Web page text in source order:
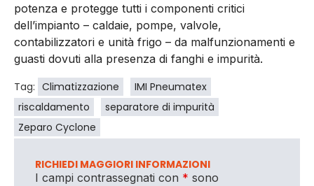
potenza e protegge tutti i componenti critici
dell’impianto – caldaie, pompe, valvole,
contabilizzatori e unità frigo – da malfunzionamenti e
guasti dovuti alla presenza di fanghi e impurità.
Tag: Climatizzazione
IMI Pneumatex
riscaldamento
separatore di impurità
Zeparo Cyclone
RICHIEDI MAGGIORI INFORMAZIONI
I campi contrassegnati con * sono